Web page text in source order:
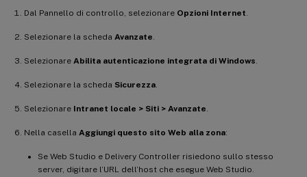
Dal Pannello di controllo, selezionare Opzioni Internet
Selezionare la scheda Avanzate
Selezionare Abilita autenticazione integrata di Windows
Selezionare la scheda Sicurezza
Selezionare Intranet locale > Siti > Avanzate
Nella casella Aggiungi questo sito Web alla zona:
Se Web Studio e Delivery Controller risiedono sullo stesso
server, digitare l’URL dell’host che esegue Web Studio.